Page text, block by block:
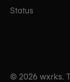
Status
© 2026 wxrks.